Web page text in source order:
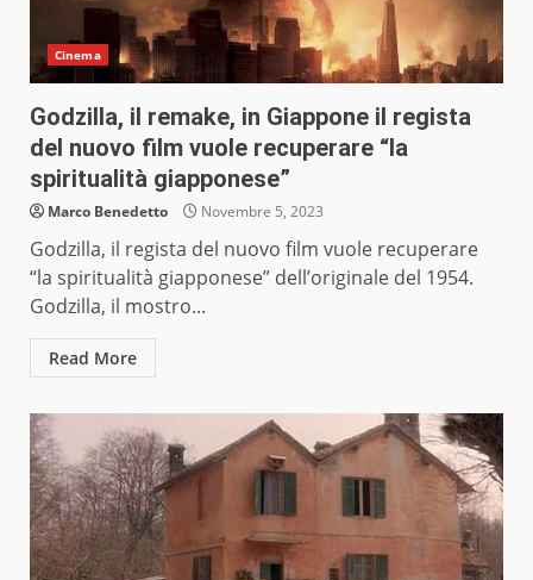
Cinema
Godzilla, il remake, in Giappone il regista
del nuovo film vuole recuperare “la
spiritualità giapponese”
Marco Benedetto Novembre 5, 2023
Godzilla, il regista del nuovo film vuole recuperare
“la spiritualità giapponese” dell’originale del 1954.
Godzilla, il mostro...
Read More